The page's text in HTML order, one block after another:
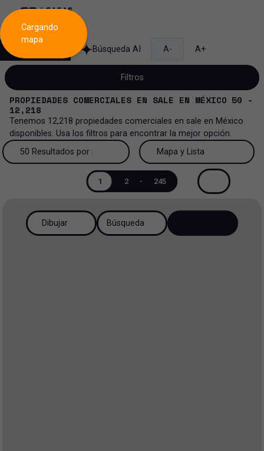
Búsqueda AI A- A+
Filtros
Venta y renta
Venta
Venta
Todos los tipos de propiedad
Casa
Todos los tipos de propiedad...
Más Filtros
PROPIEDADES COMERCIALES EN SALE EN MÉXICO 50 -
12,218
Tenemos 12,218 propiedades comerciales en sale en México
disponibles. Usa los filtros para encontrar la mejor opción.
50 Resultados por página
200 Resultados por página
50 Resultados por página
Mapa y Lista
Ver lista
Mapa y Lista
1 2 - 245
Cargando
mapa
Dibujar Búsqueda